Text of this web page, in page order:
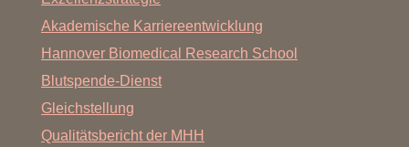
Akademische Karriereentwicklung
Hannover Biomedical Research School
Blutspende-Dienst
Gleichstellung
Qualitätsbericht der MHH